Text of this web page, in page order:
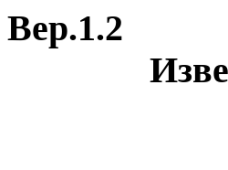
Вер.1.2